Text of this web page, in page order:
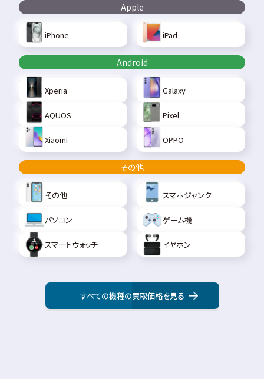
Apple
iPhone iPad
Android
Xperia Galaxy
AQUOS Pixel
Xiaomi OPPO
その他
その他 スマホジャンク
パソコン ゲーム機
スマートウォッチ イヤホン
すべての機種の買取価格を見る